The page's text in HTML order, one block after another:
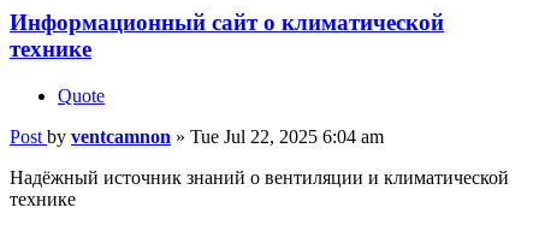
Информационный сайт о климатической
технике
Quote
Post by ventcamnon » Tue Jul 22, 2025 6:04 am
Надёжный источник знаний о вентиляции и климатической
технике